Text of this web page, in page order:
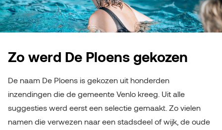
Zo werd De Ploens gekozen
De naam De Ploens is gekozen uit honderden
inzendingen die de gemeente Venlo kreeg. Uit alle
suggesties werd eerst een selectie gemaakt. Zo vielen
namen die verwezen naar een stadsdeel of wijk, de oude